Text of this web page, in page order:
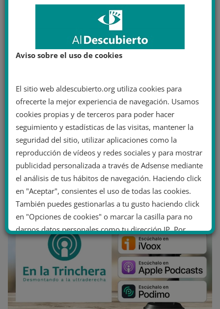
Aviso sobre el uso de cookies
El sitio web aldescubierto.org utiliza cookies para
ofrecerte la mejor experiencia de navegación. Usamos
cookies propias y de terceros para poder hacer
seguimiento y estadísticas de las visitas, mantener la
seguridad del sitio, utilizar aplicaciones como la
reproducción de vídeos y redes sociales y para mostrar
publicidad personalizada a través de Adsense mediante
el análisis de tus hábitos de navegación. Haciendo click
en "Aceptar", consientes el uso de todas las cookies.
También puedes gestionarlas a tu gusto haciendo click
en "Opciones de cookies" o marcar la casilla para no
darnos datos personales como tu dirección IP. Por
último, puedes leer nuestra Política de cookies.
No dar mi información personal
Opciones de cookies Aceptar cookies